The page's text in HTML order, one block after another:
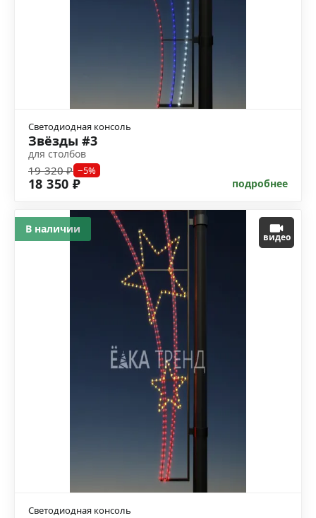
Светодиодная консоль
Звёзды #3
для столбов
19 320 ₽ −5%
18 350 ₽ подробнее
видео
Светодиодная консоль
В наличии